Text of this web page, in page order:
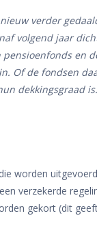
verder
volgend jaar
en
Of de fondsen
dekkingsgraad
worden
verzekerde
gekort (dit